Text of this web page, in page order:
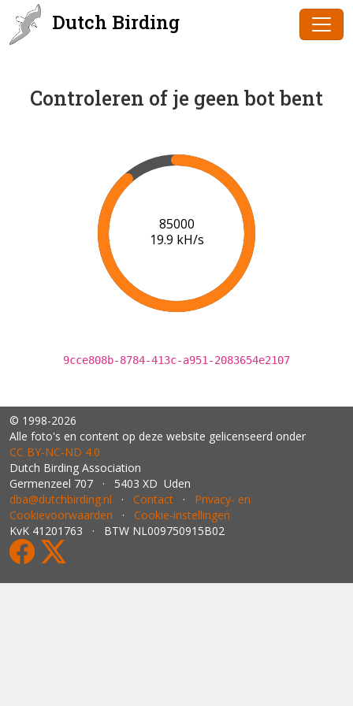
Dutch Birding
Controleren of je geen bot bent
86000
19.9 kH/s
9cce808b-8784-413c-a951-2083654e2107
© 1998-2026
Alle foto's en content op deze website gelicenseerd onder
CC BY‑NC‑ND 4.0
Dutch Birding Association
Germenzeel 707 · 5403 XD Uden
dba@dutchbirding.nl · Contact · Privacy- en
Cookievoorwaarden · Cookie-instellingen
KvK 41201763 · BTW NL009750915B02